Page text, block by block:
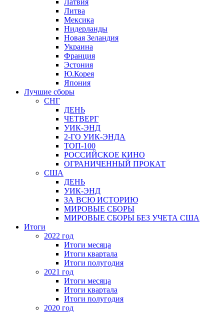
Латвия
Литва
Мексика
Нидерланды
Новая Зеландия
Украина
Франция
Эстония
Ю.Корея
Япония
Лучшие сборы
СНГ
ДЕНЬ
ЧЕТВЕРГ
УИК-ЭНД
2-ГО УИК-ЭНДА
ТОП-100
РОССИЙСКОЕ КИНО
ОГРАНИЧЕННЫЙ ПРОКАТ
США
ДЕНЬ
УИК-ЭНД
ЗА ВСЮ ИСТОРИЮ
МИРОВЫЕ СБОРЫ
МИРОВЫЕ СБОРЫ БЕЗ УЧЕТА США
Итоги
2022 год
Итоги месяца
Итоги квартала
Итоги полугодия
2021 год
Итоги месяца
Итоги квартала
Итоги полугодия
2020 год